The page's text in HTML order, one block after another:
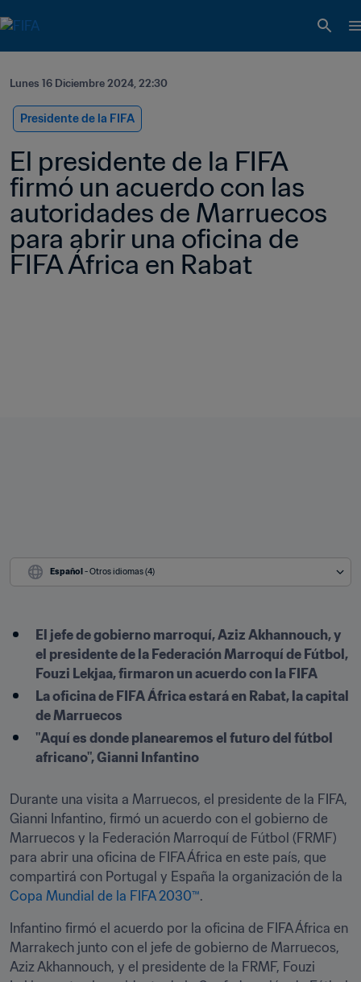
Lunes 16 Diciembre 2024, 22:30
Presidente de la FIFA
El presidente de la FIFA
firmó un acuerdo con las
autoridades de Marruecos
para abrir una oficina de
FIFA África en Rabat
Español - Otros idiomas (4)
El jefe de gobierno marroquí, Aziz Akhannouch, y
el presidente de la Federación Marroquí de Fútbol,
Fouzi Lekjaa, firmaron un acuerdo con la FIFA
La oficina de FIFA África estará en Rabat, la capital
de Marruecos
"Aquí es donde planearemos el futuro del fútbol
africano", Gianni Infantino
Durante una visita a Marruecos, el presidente de la FIFA,
Gianni Infantino, firmó un acuerdo con el gobierno de
Marruecos y la Federación Marroquí de Fútbol (FRMF)
para abrir una oficina de FIFA África en este país, que
Copa Mundial de la FIFA 2030™.
Infantino firmó el acuerdo por la oficina de FIFA África en
Marrakech junto con el jefe de gobierno de Marruecos,
Aziz Akhannouch, y el presidente de la FRMF, Fouzi